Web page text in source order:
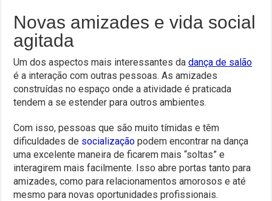
Novas amizades e vida social
agitada
Um dos aspectos mais interessantes dadança de salão
é a interação com outras pessoas. As amizades
construídas no espaço onde a atividade é praticada
tendem a se estender para outros ambientes.
Com isso, pessoas que são muito tímidas e têm
dificuldades de socialização podem encontrar na dança
uma excelente maneira de ficarem mais “soltas” e
interagirem mais facilmente. Isso abre portas tanto para
amizades, como para relacionamentos amorosos e até
mesmo para novas oportunidades profissionais.